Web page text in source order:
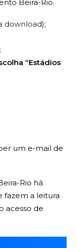
Beira-Rio.
download);
“Estádios
um e-mail de
Rio há
fazem a leitura
acesso de